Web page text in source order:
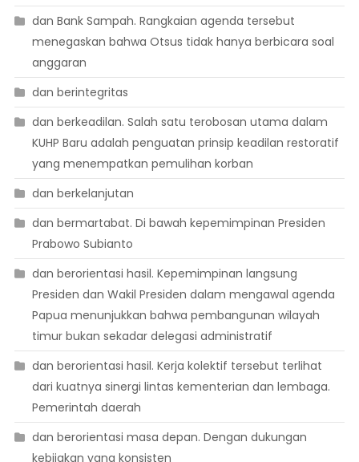
dan Bank Sampah. Rangkaian agenda tersebut
menegaskan bahwa Otsus tidak hanya berbicara soal
anggaran
dan berintegritas
dan berkeadilan. Salah satu terobosan utama dalam
KUHP Baru adalah penguatan prinsip keadilan restoratif
yang menempatkan pemulihan korban
dan berkelanjutan
dan bermartabat. Di bawah kepemimpinan Presiden
Prabowo Subianto
dan berorientasi hasil. Kepemimpinan langsung
Presiden dan Wakil Presiden dalam mengawal agenda
Papua menunjukkan bahwa pembangunan wilayah
timur bukan sekadar delegasi administratif
dan berorientasi hasil. Kerja kolektif tersebut terlihat
dari kuatnya sinergi lintas kementerian dan lembaga.
Pemerintah daerah
dan berorientasi masa depan. Dengan dukungan
kebijakan yang konsisten